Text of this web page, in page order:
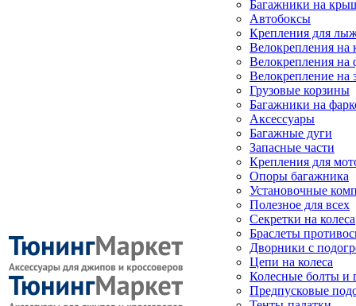
Багажники на
Автобоксы
Крепления для
Велокрепления
Велокрепления на
Велокрепление на
Грузовые корзины
Багажники на
Аксессуары
Багажные дуги
Запасные части
Крепления для
Опоры багажника
Установочные
Полезное для всех
Секретки на колеса
Браслеты
Дворники с
Цепи на колеса
Колесные болты и
Предпусковые